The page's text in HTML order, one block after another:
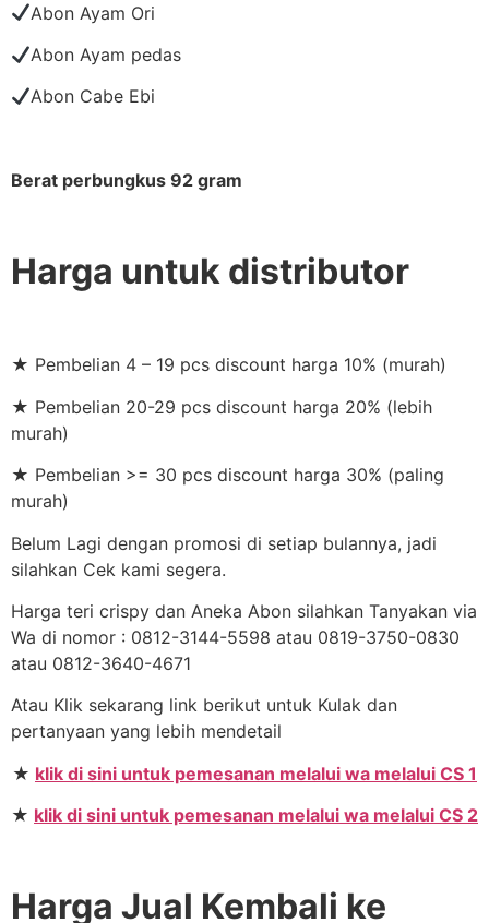
Abon Ayam Ori
Abon Ayam pedas
Abon Cabe Ebi
Berat perbungkus 92 gram
Harga untuk distributor
★ Pembelian 4 – 19 pcs discount harga 10% (murah)
★ Pembelian 20-29 pcs discount harga 20% (lebih
murah)
★ Pembelian >= 30 pcs discount harga 30% (paling
murah)
Belum Lagi dengan promosi di setiap bulannya, jadi
silahkan Cek kami segera.
Harga teri crispy dan Aneka Abon silahkan Tanyakan via
Wa di nomor : 0812-3144-5598 atau 0819-3750-0830
atau 0812-3640-4671
Atau Klik sekarang link berikut untuk Kulak dan
pertanyaan yang lebih mendetail
★ klik di sini untuk pemesanan melalui wa melalui CS 1
★ klik di sini untuk pemesanan melalui wa melalui CS 2
Harga Jual Kembali ke